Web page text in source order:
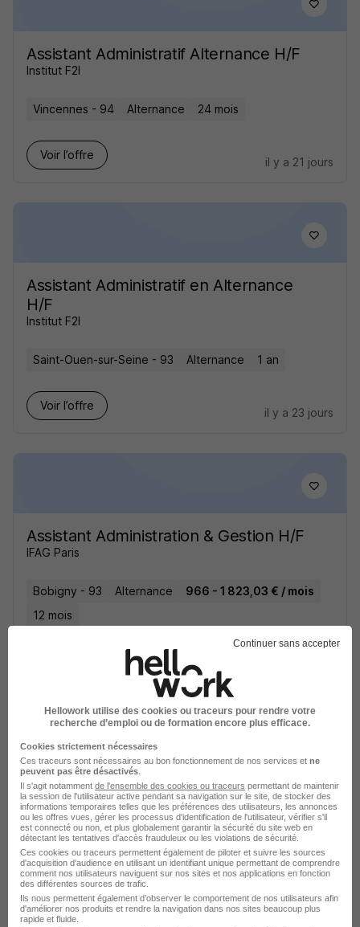
Assistant Administratif Alternance H/F
Institut F2I
Vincennes - 94 Alternance 24 mois
Voir l’offre
il y a 21 jours
Assistant Administratif en Alternance
H/F
Institut F2I
Saint-Ouen-sur-Seine - 93 Alternance 1 an
Voir l’offre
il y a 23 jours
Assistant Administration & Gestion H/F
IFAG Paris
Bobigny - 93 Alternance
966 - 1 823,03 € / mois
12 mois
Alt - Assistant Administratif H/F
Generali France
Saint-Denis - 93
Alternance
492,22 - 1 823,03 € / mois
Voir l’offre
Continuer sans accepter
Hellowork utilise des cookies ou traceurs pour rendre votre
recherche d’emploi ou de formation encore plus efficace.
Cookies strictement nécessaires
Ces traceurs sont nécessaires au bon fonctionnement de nos services et ne
peuvent pas être désactivés
Il s'agit notamment de l'ensemble des cookies ou traceurs permettant de maintenir
la session de l'utilisateur active pendant sa navigation sur le site, de stocker des
informations temporaires telles que les préférences des utilisateurs, les annonces
ou les offres vues, gérer les processus d'identification de l'utilisateur, vérifier s'il
est connecté ou non, et plus globalement garantir la sécurité du site web en
détectant les tentatives d'accès frauduleux ou les violations de sécurité.
Ces cookies ou traceurs permettent également de piloter et suivre les sources
d'acquisition d'audience en utilisant un identifiant unique permettant de comprendre
comment nos utilisateurs naviguent sur nos sites et nos applications en fonction
des différentes sources de trafic.
Ils nous permettent également d’observer le comportement de nos utilisateurs afin
d'améliorer nos produits et rendre la navigation dans nos sites beaucoup plus
rapide et fluide.